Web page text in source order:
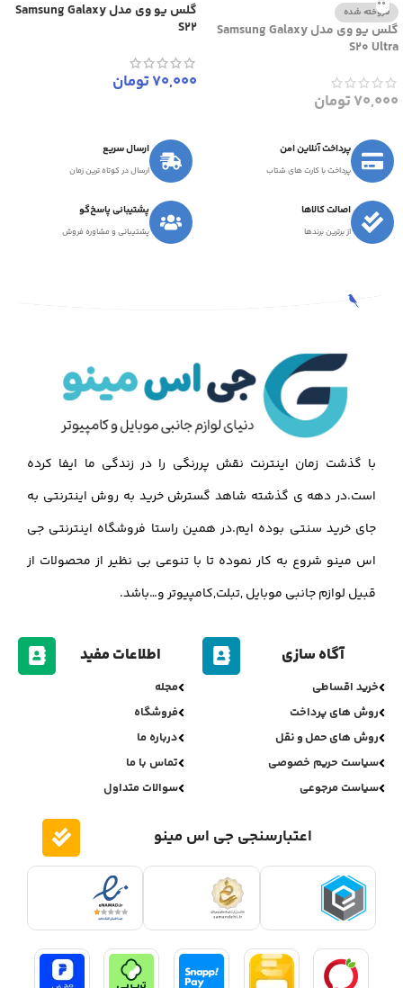
فروخته شده
گلس یو وی مدل Samsung Galaxy
S20 Ultra
70,000تومان
گلس یو وی مدل Samsung Galaxy
S22
70,000تومان
پرداخت آنلاین امن
پرداخت با کارت های شتاب
ارسال سریع
ارسال در کوتاه ترین زمان
اصالت کالاها
از برترین برندها
پشتیبانی پاسخ‌گو
پشتیبانی و مشاوره فروش
با گذشت زمان اینترنت نقش پررنگی را در زندگی ما ایفا کرده
است.در دهه ی گذشته شاهد گسترش خرید به روش اینترنتی به
جای خرید سنتی بوده ایم.در همین راستا فروشگاه اینترنتی جی
اس مینو شروع به کار نموده تا با تنوعی بی نظیر از محصولات از
قبیل لوازم جانبی موبایل ,تبلت,کامپیوتر و…باشد.
آگاه سازی
خرید اقساطی
روش های پرداخت
روش های حمل و نقل
سیاست حریم خصوصی
سیاست مرجوعی
اطلاعات مفید
مجله
فروشگاه
درباره ما
تماس با ما
سوالات متداول
اعتبارسنجی جی اس مینو